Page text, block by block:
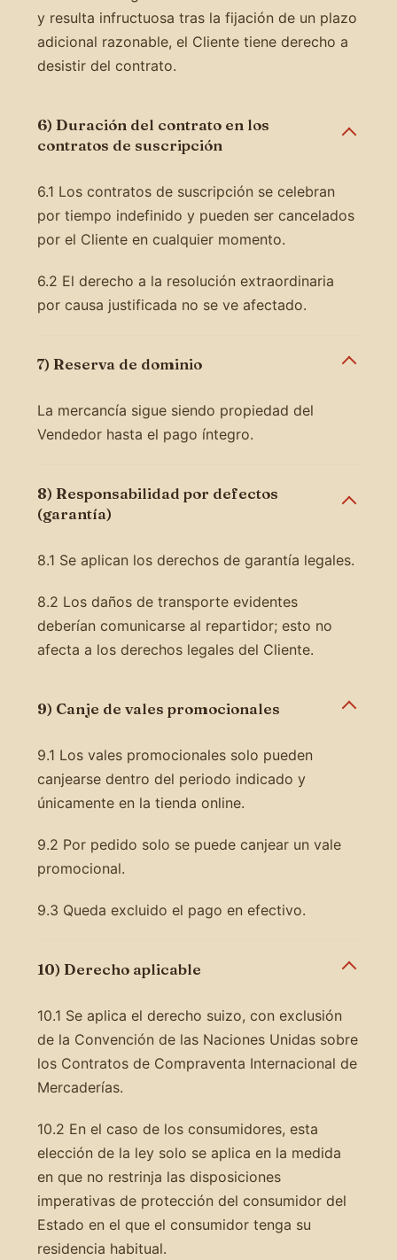
y resulta infructuosa tras la fijación de un plazo
adicional razonable, el Cliente tiene derecho a
desistir del contrato.
6) Duración del contrato en los
contratos de suscripción
6.1 Los contratos de suscripción se celebran
por tiempo indefinido y pueden ser cancelados
por el Cliente en cualquier momento.
6.2 El derecho a la resolución extraordinaria
por causa justificada no se ve afectado.
7) Reserva de dominio
La mercancía sigue siendo propiedad del
Vendedor hasta el pago íntegro.
8) Responsabilidad por defectos
(garantía)
8.1 Se aplican los derechos de garantía legales.
8.2 Los daños de transporte evidentes
deberían comunicarse al repartidor; esto no
afecta a los derechos legales del Cliente.
9) Canje de vales promocionales
9.1 Los vales promocionales solo pueden
canjearse dentro del periodo indicado y
únicamente en la tienda online.
9.2 Por pedido solo se puede canjear un vale
promocional.
9.3 Queda excluido el pago en efectivo.
10) Derecho aplicable
10.1 Se aplica el derecho suizo, con exclusión
de la Convención de las Naciones Unidas sobre
los Contratos de Compraventa Internacional de
Mercaderías.
10.2 En el caso de los consumidores, esta
elección de la ley solo se aplica en la medida
en que no restrinja las disposiciones
imperativas de protección del consumidor del
Estado en el que el consumidor tenga su
residencia habitual.